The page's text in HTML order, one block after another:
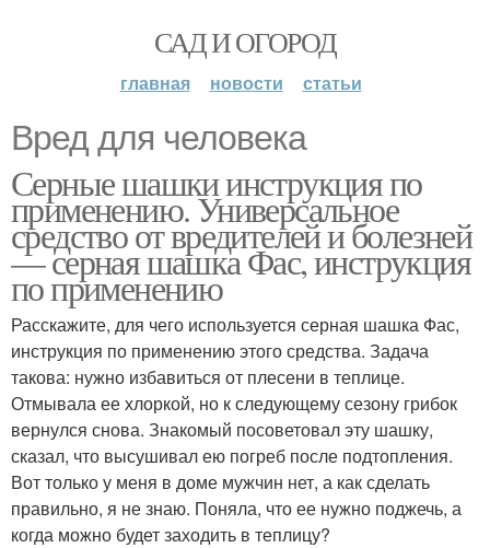
САД И ОГОРОД
главная новости статьи
Вред для человека
Серные шашки инструкция по
применению. Универсальное
средство от вредителей и болезней
— серная шашка Фас, инструкция
по применению
Расскажите, для чего используется серная шашка Фас,
инструкция по применению этого средства. Задача
такова: нужно избавиться от плесени в теплице.
Отмывала ее хлоркой, но к следующему сезону грибок
вернулся снова. Знакомый посоветовал эту шашку,
сказал, что высушивал ею погреб после подтопления.
Вот только у меня в доме мужчин нет, а как сделать
правильно, я не знаю. Поняла, что ее нужно поджечь, а
когда можно будет заходить в теплицу?